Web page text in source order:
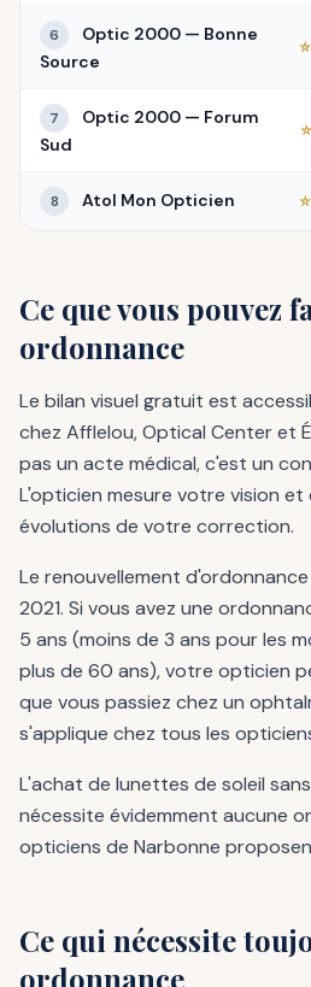
6
Optic 2000 — Bonne
Source
7
Optic 2000 — Forum
Sud
8 Atol Mon Opticien
Ce que vous pouvez
ordonnance
Le bilan visuel gratuit est
chez Afflelou, Optical Center et
pas un acte médical, c'est un
L'opticien mesure votre vision
évolutions de votre correction.
Le renouvellement
2021. Si vous avez une
5 ans (moins de 3 ans pour les
plus de 60 ans), votre opticien
que vous passiez chez un
s'applique chez tous les
L'achat de lunettes de soleil
nécessite évidemment aucune
opticiens de Narbonne
Ce qui nécessite
ordonnance